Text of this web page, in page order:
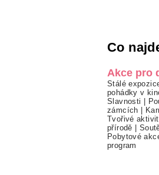
Co
Akce pro
Stálé
pohádky v
Slavnosti |
zámcích |
Tvořivé
přírodě |
Pobytové
program